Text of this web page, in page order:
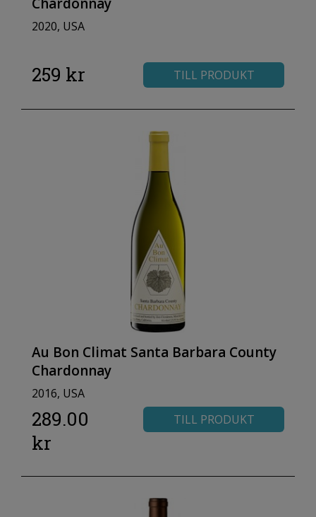
2020, USA
259 kr TILL PRODUKT
Au Bon Climat Santa Barbara County
Chardonnay
2016, USA
289.00
kr
TILL PRODUKT